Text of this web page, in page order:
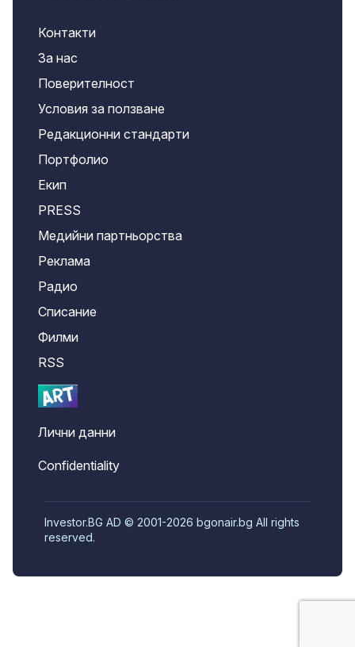
Контакти
За нас
Поверителност
Условия за ползване
Редакционни стандарти
Портфолио
Екип
PRESS
Медийни партньорства
Реклама
Радио
Списание
Филми
RSS
Лични данни
Confidentiality
Investor.BG AD © 2001-2026 bgonair.bg All rights
reserved.